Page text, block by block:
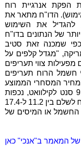
של יכולות הפקת אנרגיית רוח
הדו"ח מתאר את
את השימוש
של הנתונים בדו"ח
שמכנה זאת סטיב
"מגדל קלפים על
צווי תעריפים
חשמל הרוח תעריפים
המסחרי הממוצע
למפיץ של חשמל בארה"ב עומד על כ-9.7 סנט לקילוואט, נכפות
חברות החשמל לשלם ליצרני אנרגיית הרוח לשלם בין 11.2 ל-17.4
החשמל או המיסים של